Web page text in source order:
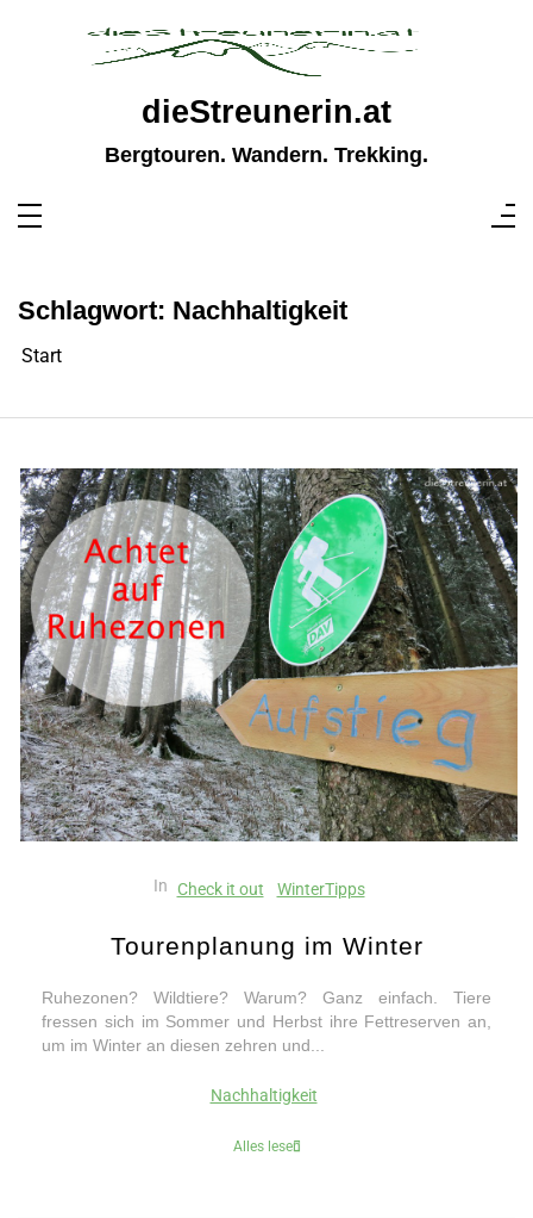
dieStreunerin.at
Bergtouren. Wandern. Trekking.
Schlagwort: Nachhaltigkeit
Start
In Check it out WinterTipps
Tourenplanung im Winter
Ruhezonen? Wildtiere? Warum? Ganz einfach. Tiere
fressen sich im Sommer und Herbst ihre Fettreserven an,
um im Winter an diesen zehren und...
Nachhaltigkeit
Alles lesen